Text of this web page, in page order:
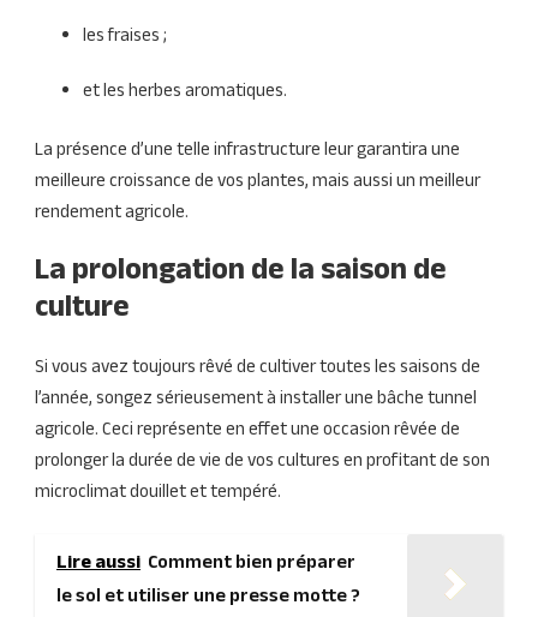
les fraises ;
et les herbes aromatiques.
La présence d’une telle infrastructure leur garantira une
meilleure croissance de vos plantes, mais aussi un meilleur
rendement agricole.
La prolongation de la saison de
culture
Si vous avez toujours rêvé de cultiver toutes les saisons de
l’année, songez sérieusement à installer une bâche tunnel
agricole. Ceci représente en effet une occasion rêvée de
prolonger la durée de vie de vos cultures en profitant de son
microclimat douillet et tempéré.
Lire aussi Comment bien préparer
le sol et utiliser une presse motte ?